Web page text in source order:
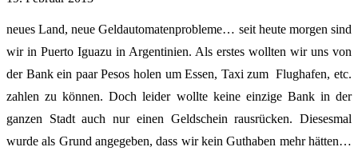
neues Land, neue Geldautomatenprobleme… seit heute morgen sind
wir in Puerto Iguazu in Argentinien. Als erstes wollten wir uns von
der Bank ein paar Pesos holen um Essen, Taxi zum Flughafen, etc.
zahlen zu können. Doch leider wollte keine einzige Bank in der
ganzen Stadt auch nur einen Geldschein rausrücken. Diesesmal
wurde als Grund angegeben, dass wir kein Guthaben mehr hätten…